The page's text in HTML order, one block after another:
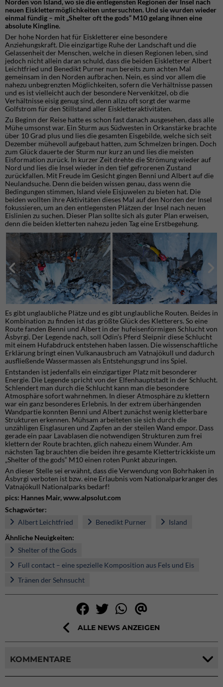
neuen Eisklettermöglichkeiten untersuchten. Und sie wurden wieder
einmal fündig – mit „Shelter oft the gods“ M10 gelang ihnen eine
absolute Kingline.
Der hohe Norden hat für Eiskletterer eine besondere
Anziehungskraft. Die einzigartige Ruhe der Landschaft und die
Gelassenheit der Menschen, welche in diesen Regionen leben, sind
jedoch nicht allein daran schuld, dass die beiden Eiskletterer Albert
Leichtfried und Benedikt Purner nun bereits zum achten Mal
gemeinsam in den Norden aufbrachen. Nein, es sind vor allem die
nahezu unbegrenzten Möglichkeiten, sofern die Verhältnisse passen
und es ist vielleicht auch der besondere Nervenkitzel, ob die
Verhältnisse eisig genug sind, denn allzu oft sorgt der warme
Golfstrom für den Stillstand aller Eiskletteraktivitäten.
Zu Beginn der Reise hatte es schon fast danach ausgesehen, dass alle
Mühe umsonst war. Ein Sturm aus Südwesten in Orkanstärke brachte
über 10 Grad plus und lies die gesamten Eisgebilde, welche sich seit
Dezember mühevoll aufgebaut hatten, zum Schmelzen bringen. Doch
zum Glück dauerte der Sturm nur kurz an und lies die meisten
Eisformation zurück. In kurzer Zeit drehte die Strömung wieder auf
Nord und lies die Insel wieder in den tief gefrorenen Zustand
zurückfallen. Mit Freude im Gesicht gingen Benni und Albert auf die
Neulandsuche. Denn die beiden wissen genau, dass wenn die
Bedingungen stimmen, Island viele Eisjuwelen zu bieten hat. Die
beiden wollten ihre Aktivitäten dieses Mal auf den Norden der Insel
fokussieren, um an den entlegensten Plätzen der Insel nach neuen
Eislinien zu suchen. Dieser Plan sollte sich als guter Plan erweisen,
denn die beiden kletterten nahezu jeden Tag eine Erstbegehung.
Es gibt unglaubliche Plätze und es gibt unglaubliche Routen. Beides in
Kombination zu finden ist das größte Glück des Kletterers. So eine
Route fanden Benni und Albert in der hufeisenförmigen Schlucht von
Ásbyrgi. Der Legende nach, soll Odin’s Pferd Sleipnir diese Schlucht
mit einem Hufabdruck entstehen haben lassen. Die wissenschaftliche
Erklärung bringt einen Vulkanausbruch am Vatnajökull und dadurch
ausfließende Wassermassen als Entstehungsgrund ins Spiel.
Entstanden ist jedenfalls ein einzigartiger Platz mit besonderer
Energie. Die Legende spricht von der Elfenhauptstadt in der Schlucht.
Schlendert man durch die Schlucht kann man die besondere
Atmosphäre sofort wahrnehmen. In dieser Atmosphäre zu klettern
war ein ganz besonderes Erlebnis. In der extrem überhängenden
Wandpartie konnten Benni und Albert zunächst wenig kletterbare
Strukturen erkennen. Mühsam arbeiteten sie sich durch die
unzähligen Eisglasuren und Zapfen an der steilen Wand empor. Dass
gerade ein paar Lavablasen die notwendigen Strukturen zum frei
klettern der Route brachten, glich nahezu einem Wunder. Am
nächsten Tag brauchten die beiden ihre gesamte Klettertrickkiste um
„Shelter of the gods“ M10 einen roten Punkt abzuringen.
An dieser Stelle sei erwähnt, dass die Verwendung von Bohrhaken in
Ásbyrgi verboten ist bzw. eine Erlaubnis vom Nationalparkranger des
Vatnajökull Nationalparks bedarf!
pics: Hannes Mair,www.alpsolut.com
Schagwörter:
Albert Leichtfried
Benedikt Purner
Island
Ähnliche Neuigkeiten:
Shelter of the Gods
Full contact – eine spezielle Komposition aus Fels und Eis
Tränen der Sehnsucht
ALLE NEWS ANZEIGEN
KOMMENTARE